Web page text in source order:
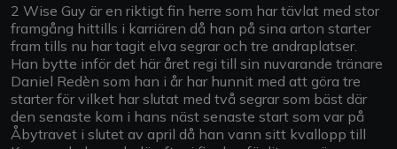
2 Wise Guy är en riktigt fin herre som har tävlat med stor
framgång hittills i karriären då han på sina arton starter
fram tills nu har tagit elva segrar och tre andraplatser.
Han bytte inför det här året regi till sin nuvarande tränare
Daniel Redèn som han i år har hunnit med att göra tre
starter för vilket har slutat med två segrar som bäst där
den senaste kom i hans näst senaste start som var på
Åbytravet i slutet av april då han vann sitt kvallopp till